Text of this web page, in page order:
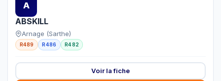
A
ABSKILL
Arnage (Sarthe)
R489 R486 R482
Voir la fiche